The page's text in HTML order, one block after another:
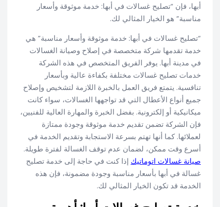
أبها، فإن “تصليح غسالات في أبها: خدمة موثوقة وأسعار
مناسبة” هو الخيار المثالي لك.
“تصليح غسالات في أبها: خدمة موثوقة وأسعار مناسبة” هي
خدمة تقدمها شركة متخصصة في إصلاح وصيانة الغسالات
في مدينة أبها. يوفر الفريق المتخصص في هذه الشركة
خدمات تصليح غسالات مختلفة بكفاءة عالية وبأسعار
تنافسية. يتمتع فريق العمل بالخبرة اللازمة لتشخيص وإصلاح
جميع أنواع الأعطال التي قد تواجهها الغسالات، سواء كانت
ميكانيكية أو إلكترونية. بفضل الخبرة والمهارة العالية للفنيين،
فإن الشركة تضمن تقديم خدمة موثوقة وجودة ممتازة
لعملائها. كما أنها تهتم بسرعة الاستجابة وتقديم الخدمة في
أسرع وقت ممكن، لضمان عدم توقف الغسالة لفترة طويلة.
صيانة غسالات اتوماتيك إذا كنت في حاجة إلى خدمة تصليح
غسالة في أبها بأسعار مناسبة وجودة مضمونة، فإن هذه
الخدمة قد تكون الخيار المثالي لك.